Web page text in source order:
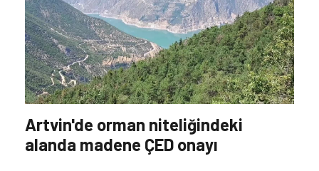
Nükleer yıkım riskine karşı
İstanbul’da kongre
29 June 2026 - 22:26